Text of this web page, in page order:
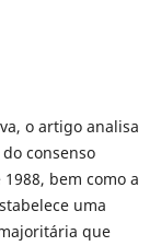
o artigo analisa
consenso
bem como a
uma
que